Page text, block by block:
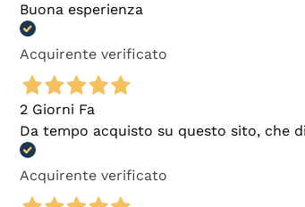
Buona esperienza
Acquirente verificato
2 Giorni Fa
Da tempo acquisto su questo sito, che
Acquirente verificato